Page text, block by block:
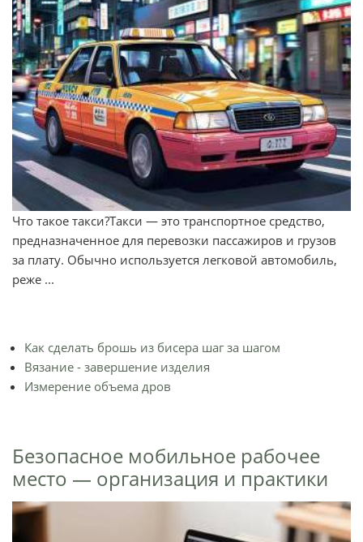
Что такое такси?Такси — это транспортное средство,
предназначенное для перевозки пассажиров и грузов
за плату. Обычно используется легковой автомобиль,
реже ...
Как сделать брошь из бисера шаг за шагом
Вязание - завершение изделия
Измерение объема дров
Безопасное мобильное рабочее
место — организация и практики